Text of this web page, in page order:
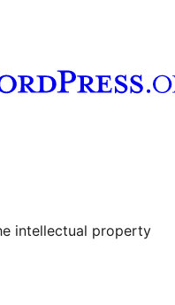
account
intellectual property